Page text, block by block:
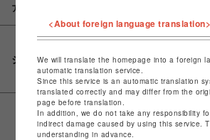
アイテム説明 / 素材
シェアする
<About foreign language translation>
We will translate the homepage into a foreign
automatic translation service.
Since this service is an automatic translation
translated correctly and may differ from the
page before translation.
In addition, we do not take any responsibility
indirect damage caused by using this service.
understanding in advance.